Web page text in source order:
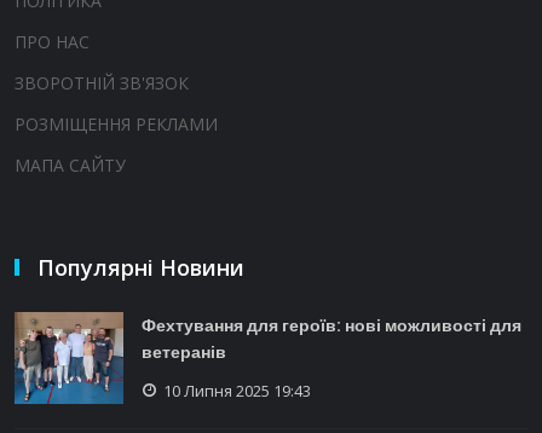
ПРО НАС
ЗВОРОТНІЙ ЗВ'ЯЗОК
РОЗМІЩЕННЯ РЕКЛАМИ
МАПА САЙТУ
Популярні Новини
Фехтування для героїв: нові можливості для
ветеранів
10 Липня 2025 19:43